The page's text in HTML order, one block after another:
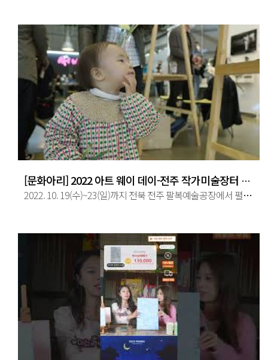
[문화아리] 2022 아트 웨이 데이-전주 작가미술장터 현장 스케치 영상
2022. 10. 19(수)~23(일)까지 전북 전주 팔복예술공장에서 펼쳐진 문화아리의 '아트 웨이 데이-전주'미술장터 현장 스케치 영상!